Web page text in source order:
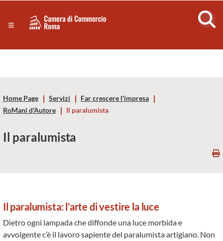
Servizi
Risorse Principali
Camera
Commercio
di
Roma
Roma
Home Page Servizi
Far crescere l'impresa
RoMani d'Autore
Il paralumista
Il paralumista
Il paralumista: l’arte di vestire la luce
Dietro ogni lampada che diffonde una luce morbida e
avvolgente c’è il lavoro sapiente del paralumista artigiano. Non